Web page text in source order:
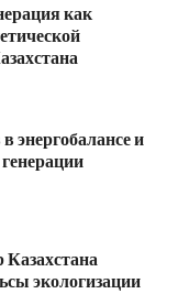
как
энергобалансе и
экологизации